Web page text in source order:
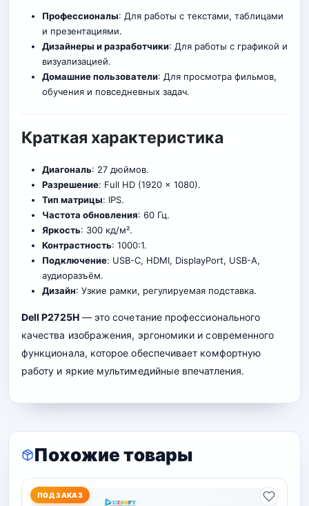
Профессионалы: Для работы с текстами, таблицами
и презентациями.
Дизайнеры и разработчики: Для работы с графикой и
визуализацией.
Домашние пользователи: Для просмотра фильмов,
обучения и повседневных задач.
Краткая характеристика
Диагональ: 27 дюймов.
Разрешение: Full HD (1920 x 1080).
Тип матрицы: IPS.
Частота обновления: 60 Гц.
Яркость: 300 кд/м².
Контрастность: 1000:1.
Подключение: USB-C, HDMI, DisplayPort, USB-A,
аудиоразъём.
Дизайн: Узкие рамки, регулируемая подставка.
Dell P2725H— это сочетание профессионального
качества изображения, эргономики и современного
функционала, которое обеспечивает комфортную
работу и яркие мультимедийные впечатления.
Похожие товары
ПОД ЗАКАЗ